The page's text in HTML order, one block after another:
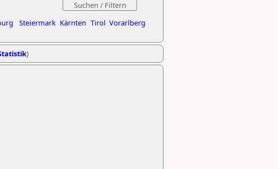
Steiermark Kärnten Tirol Vorarlberg
)